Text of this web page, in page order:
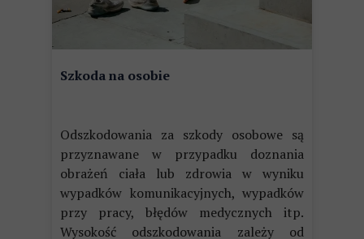
Szkoda na osobie
Odszkodowania za szkody osobowe są
przyznawane w przypadku doznania
obrażeń ciała lub zdrowia w wyniku
wypadków komunikacyjnych, wypadków
przy pracy, błędów medycznych itp.
Wysokość odszkodowania zależy od